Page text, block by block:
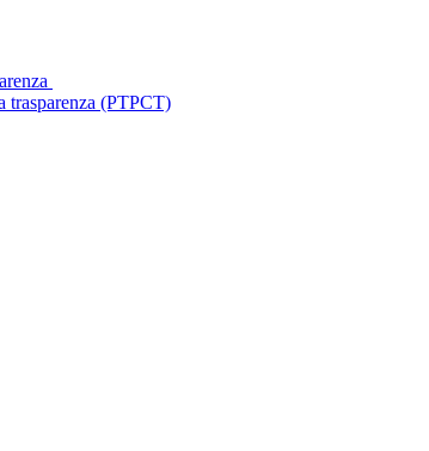
trasparenza (PTPCT)